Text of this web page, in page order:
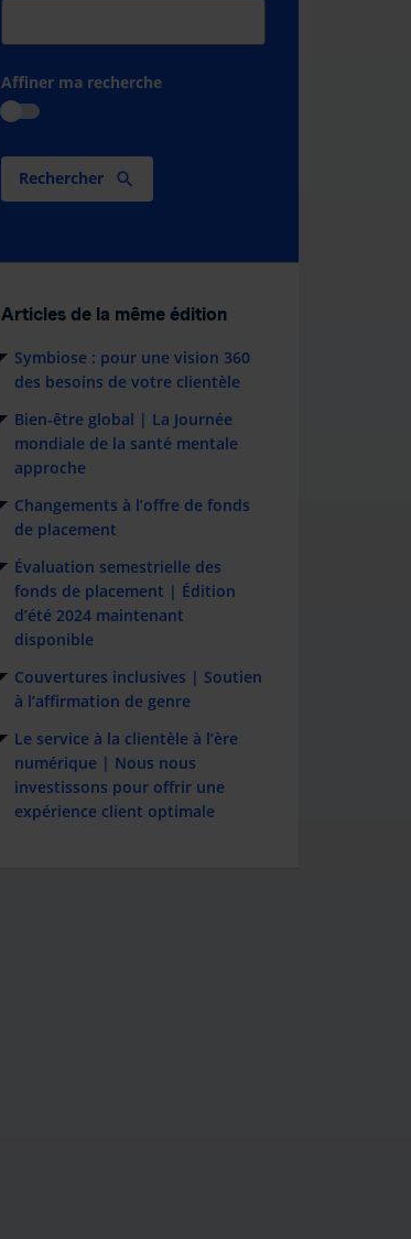
Affiner ma recherche
Rechercher
Articles de la même édition
Symbiose : pour une vision 360
des besoins de votre clientèle
Bien-être global | La Journée
mondiale de la santé mentale
approche
Changements à l’offre de fonds
de placement
Évaluation semestrielle des
fonds de placement | Édition
d’été 2024 maintenant
disponible
Couvertures inclusives | Soutien
à l’affirmation de genre
Le service à la clientèle à l’ère
numérique | Nous nous
investissons pour offrir une
expérience client optimale